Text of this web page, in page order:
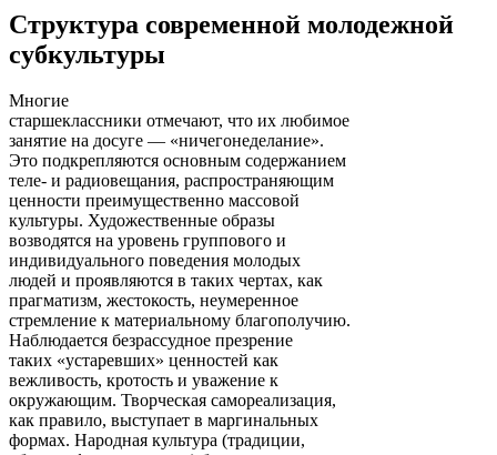
Структура современной молодежной
субкультуры
Многие
старшеклассники отмечают, что их любимое
занятие на досуге — «ничегонеделание».
Это подкрепляются основным содержанием
теле- и радиовещания, распространяющим
ценности преимущественно массовой
культуры. Художественные образы
возводятся на уровень группового и
индивидуального поведения молодых
людей и проявляются в таких чертах, как
прагматизм, жестокость, неумеренное
стремление к материальному благополучию.
Наблюдается безрассудное презрение
таких «устаревших» ценностей как
вежливость, кротость и уважение к
окружающим. Творческая самореализация,
как правило, выступает в маргинальных
формах. Народная культура (традиции,